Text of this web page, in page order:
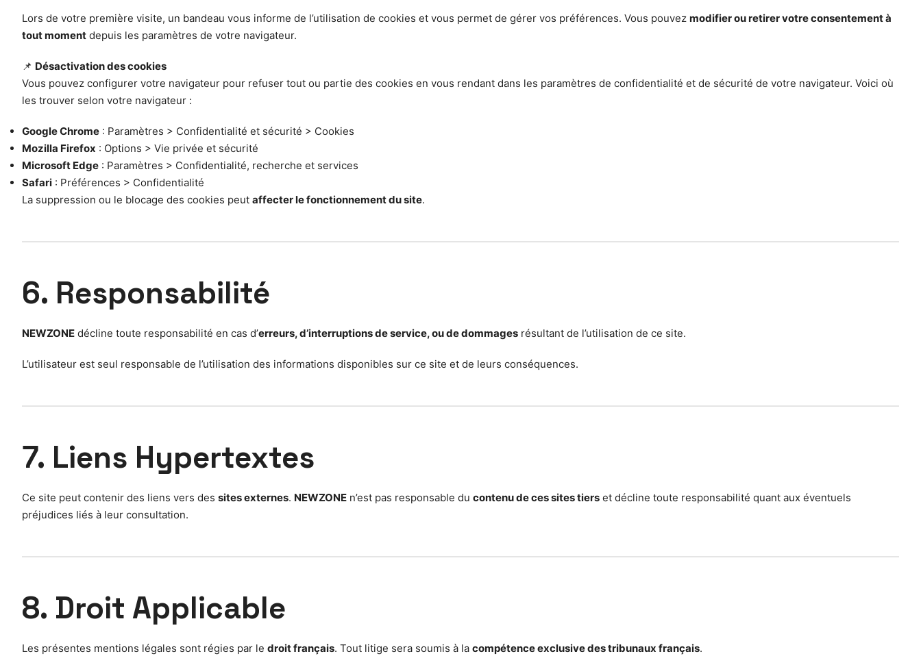
Lors de votre première visite, un bandeau vous informe de l’utilisation de cookies et vous permet de gérer vos préférences. Vous pouvez modifier ou retirer votre consentement à
tout moment depuis les paramètres de votre navigateur.
📌 Désactivation des cookies
Vous pouvez configurer votre navigateur pour refuser tout ou partie des cookies en vous rendant dans les paramètres de confidentialité et de sécurité de votre navigateur. Voici où
les trouver selon votre navigateur :
Google Chrome : Paramètres > Confidentialité et sécurité > Cookies
Mozilla Firefox : Options > Vie privée et sécurité
Microsoft Edge : Paramètres > Confidentialité, recherche et services
Safari : Préférences > Confidentialité
La suppression ou le blocage des cookies peut affecter le fonctionnement du site.
6. Responsabilité
NEWZONE décline toute responsabilité en cas d’erreurs, d’interruptions de service, ou de dommages résultant de l’utilisation de ce site.
L’utilisateur est seul responsable de l’utilisation des informations disponibles sur ce site et de leurs conséquences.
7. Liens Hypertextes
Ce site peut contenir des liens vers des sites externes. NEWZONE n’est pas responsable du contenu de ces sites tiers et décline toute responsabilité quant aux éventuels
préjudices liés à leur consultation.
8. Droit Applicable
Les présentes mentions légales sont régies par le droit français. Tout litige sera soumis à la compétence exclusive des tribunaux français.